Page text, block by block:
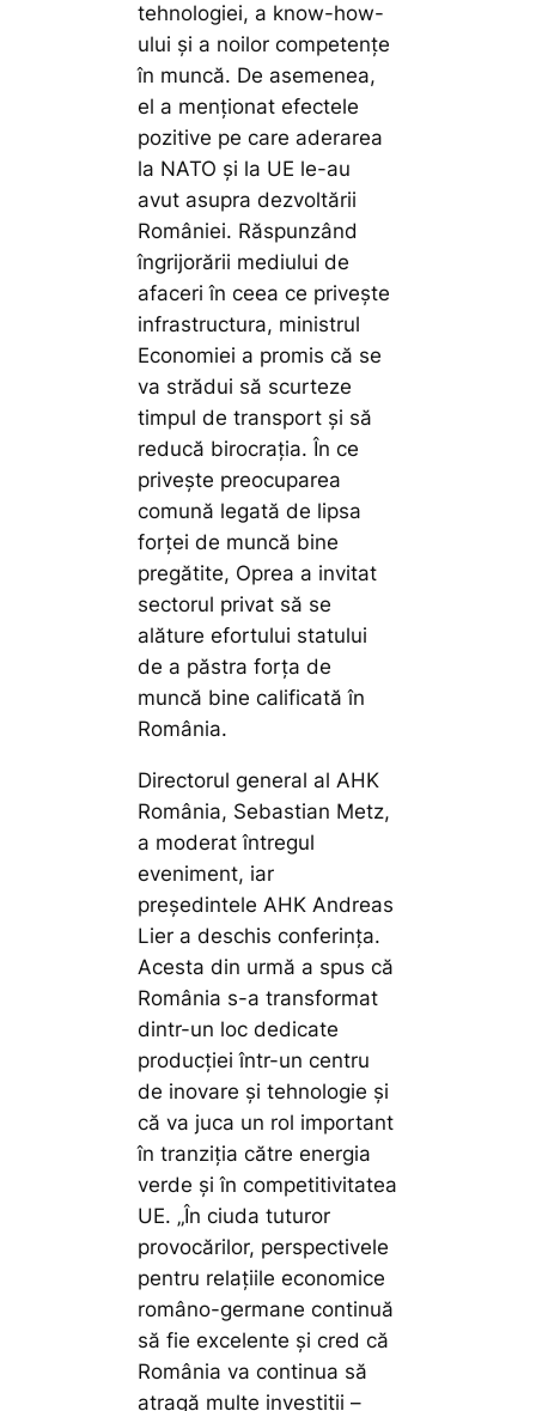
tehnologiei, a know-how-
ului și a noilor competențe
în muncă. De asemenea,
el a menționat efectele
pozitive pe care aderarea
la NATO și la UE le-au
avut asupra dezvoltării
României. Răspunzând
îngrijorării mediului de
afaceri în ceea ce privește
infrastructura, ministrul
Economiei a promis că se
va strădui să scurteze
timpul de transport și să
reducă birocrația. În ce
privește preocuparea
comună legată de lipsa
forței de muncă bine
pregătite, Oprea a invitat
sectorul privat să se
alăture efortului statului
de a păstra forța de
muncă bine calificată în
România.
Directorul general al AHK
România, Sebastian Metz,
a moderat întregul
eveniment, iar
președintele AHK Andreas
Lier a deschis conferința.
Acesta din urmă a spus că
România s-a transformat
dintr-un loc dedicate
producției într-un centru
de inovare și tehnologie și
că va juca un rol important
în tranziția către energia
verde și în competitivitatea
UE. „În ciuda tuturor
provocărilor, perspectivele
pentru relațiile economice
româno-germane continuă
să fie excelente și cred că
România va continua să
atragă multe investiții –